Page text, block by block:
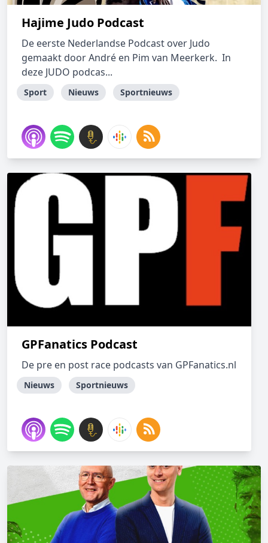
Hajime Judo Podcast
De eerste Nederlandse Podcast over Judo
gemaakt door André en Pim van Meerkerk. In
deze JUDO podcas...
Sport Nieuws Sportnieuws
GPFanatics Podcast
De pre en post race podcasts van GPFanatics.nl
Nieuws Sportnieuws